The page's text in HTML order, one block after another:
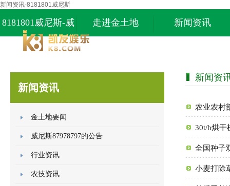
新闻资讯-8181801威尼斯
8181801威尼斯-威
尼斯87978797
走进金土地 新闻资讯
新闻资讯
金土地要闻
威尼斯87978797的公告
行业资讯
农技资讯
新闻资
农业农村
30t/h烘干
全国种子
小麦打除